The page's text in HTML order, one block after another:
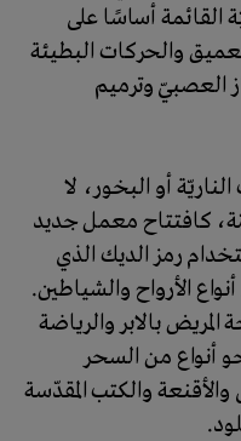
القائمة أساسًا على
والحركات البطيئة
العصبيّ وترميم
أو البخور، لا
كافتتاح معمل جديد
رمز الديك الذي
الأرواح والشياطين.
بالابر والرياضة
أنواع من السحر
والأقنعة والكتب المقدّسة